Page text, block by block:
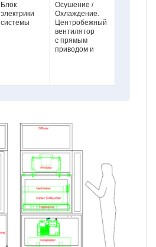
Блок
электрики
системы
Осушение /
Охлаждение.
Центробежный
вентилятор
с прямым
приводом и